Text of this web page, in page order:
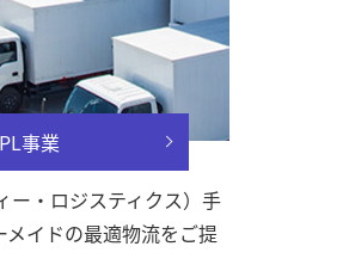
事業
ー・ロジスティクス）手
イドの最適物流をご提